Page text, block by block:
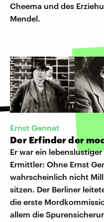
Cheema und des
Mendel.
Ernst Gennat
Der Erfinder der
Er war ein
Ermittler: Ohne Ernst
wahrscheinlich nicht
sitzen. Der Berliner
die erste
allem die